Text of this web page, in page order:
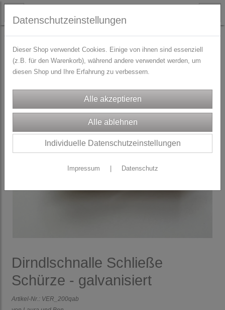
TRACHTENZUBEHÖR Gummibänder für Trachtengürtel
Dirndlschnalle Schließe
Schürze - galvanisiert
Artikel-Nr.: VER_200qab
Datenschutzeinstellungen
Dieser Shop verwendet Cookies. Einige von ihnen sind essenziell
(z.B. für den Warenkorb), während andere verwendet werden, um
diesen Shop und Ihre Erfahrung zu verbessern.
Individuelle Datenschutzeinstellungen
Impressum Datenschutz